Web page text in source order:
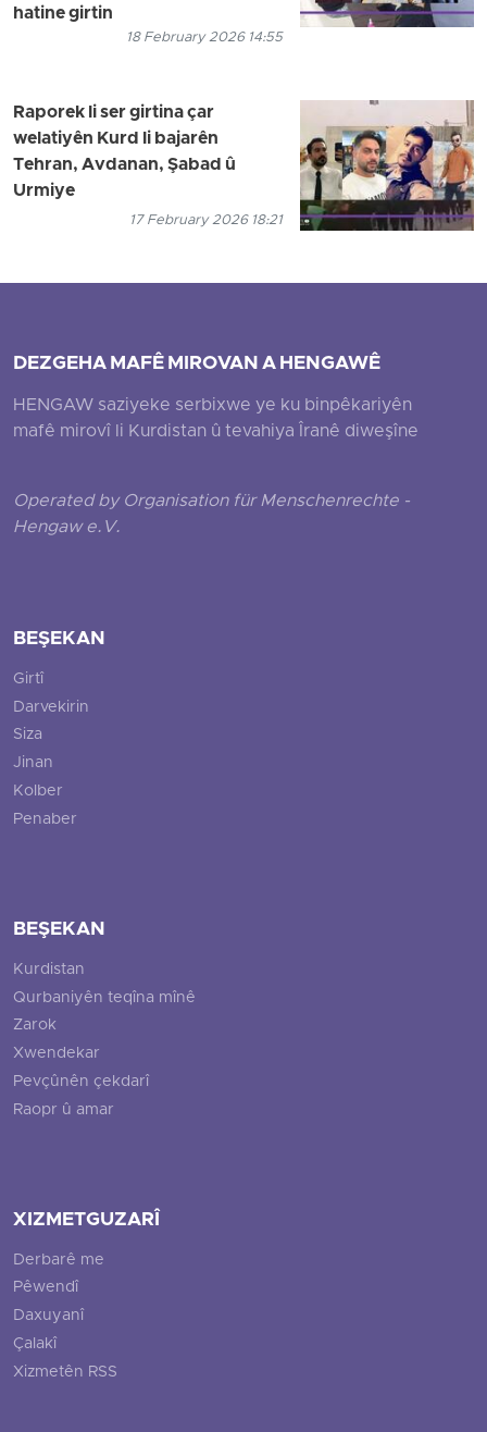
hatine girtin
18 February 2026 14:55
Raporek li ser girtina çar
welatiyên Kurd li bajarên
Tehran, Avdanan, Şabad û
Urmiye
17 February 2026 18:21
DEZGEHA MAFÊ MIROVAN A HENGAWÊ
HENGAW saziyeke serbixwe ye ku binpêkariyên
mafê mirovî li Kurdistan û tevahiya Îranê diweşîne
Operated by Organisation für Menschenrechte -
Hengaw e.V.
BEŞEKAN
Girtî
Darvekirin
Siza
Jinan
Kolber
Penaber
BEŞEKAN
Kurdistan
Qurbaniyên teqîna mînê
Zarok
Xwendekar
Pevçûnên çekdarî
Raopr û amar
XIZMETGUZARÎ
Derbarê me
Pêwendî
Daxuyanî
Çalakî
Xizmetên RSS